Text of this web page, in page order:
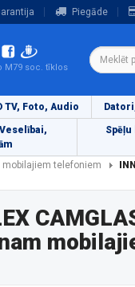
Piegāde
M79 soc. tīklos
TV, Foto, Audio
mobilajiem telefoniem